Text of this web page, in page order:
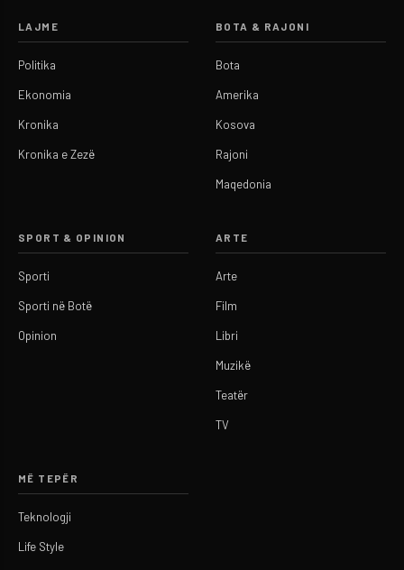
LAJME
Politika
Ekonomia
Kronika
Kronika e Zezë
BOTA & RAJONI
Bota
Amerika
Kosova
Rajoni
Maqedonia
SPORT & OPINION
Sporti
Sporti në Botë
Opinion
ARTE
Arte
Film
Libri
Muzikë
Teatër
TV
MË TEPËR
Teknologji
Life Style